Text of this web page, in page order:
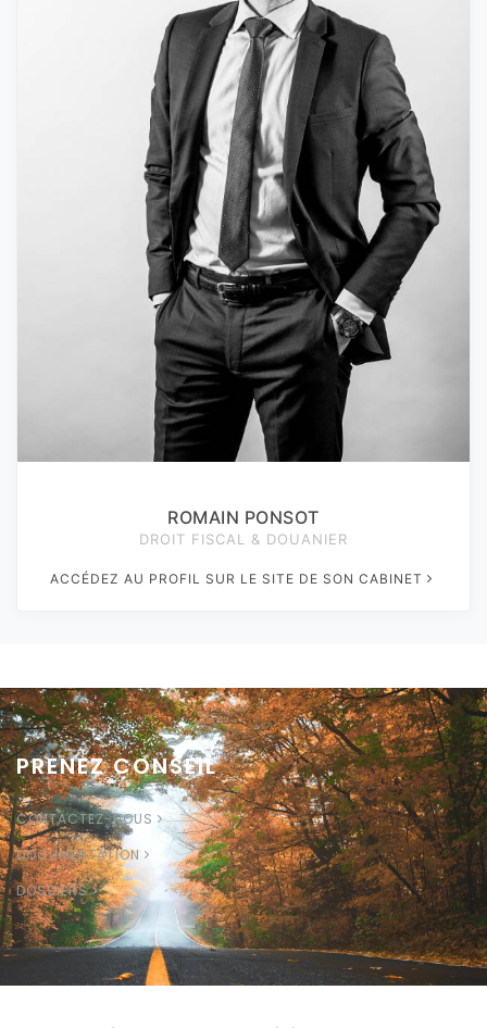
ROMAIN PONSOT
DROIT FISCAL & DOUANIER
ACCÉDEZ AU PROFIL SUR LE SITE DE SON CABINET
PRENEZ CONSEIL
CONTACTEZ-NOUS
DOCUMENTATION
DOSSIERS